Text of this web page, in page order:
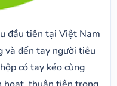
đầu tiên tại Việt Nam
và đến tay người tiêu
có tay kéo cùng